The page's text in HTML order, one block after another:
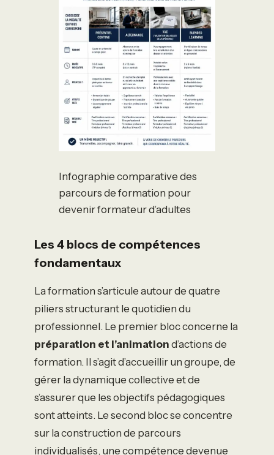
Infographie comparative des
parcours de formation pour
devenir formateur d’adultes
Les 4 blocs de compétences
fondamentaux
La formation s’articule autour de quatre
piliers structurant le quotidien du
professionnel. Le premier bloc concerne la
préparation et l’animation d’actions de
formation. Il s’agit d’accueillir un groupe, de
gérer la dynamique collective et de
s’assurer que les objectifs pédagogiques
sont atteints. Le second bloc se concentre
sur la construction de parcours
individualisés, une compétence devenue